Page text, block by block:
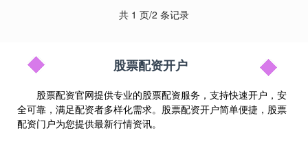
共 1 页/2 条记录
股票配资开户
股票配资官网提供专业的股票配资服务，支持快速开户，安
全可靠，满足配资者多样化需求。股票配资开户简单便捷，股票
配资门户为您提供最新行情资讯。